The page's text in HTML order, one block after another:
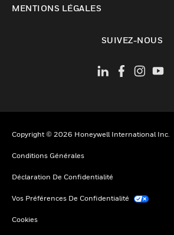
MENTIONS LÉGALES
SUIVEZ-NOUS
Copyright © 2026 Honeywell International Inc.
Conditions Générales
Déclaration De Confidentialité
Vos Préférences De Confidentialité
Cookies